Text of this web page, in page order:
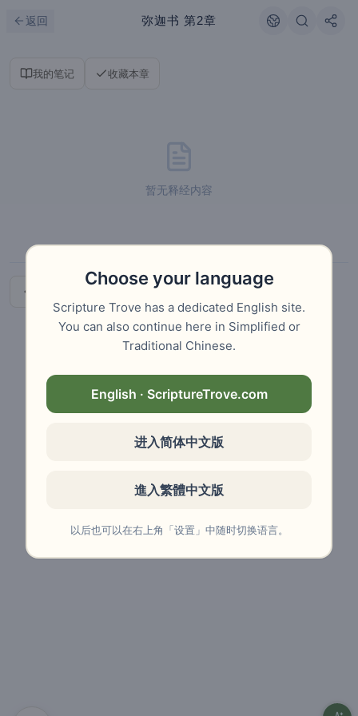
返回 弥迦书 第2章
我的笔记 收藏本章
暂无释经内容
Choose your language
Scripture Trove has a dedicated English site.
You can also continue here in Simplified or
Traditional Chinese.
English · ScriptureTrove.com
进入简体中文版
進入繁體中文版
以后也可以在右上角「设置」中随时切换语言。